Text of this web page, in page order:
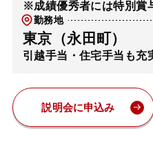
※成績優秀者には特別賞
勤務地
東京（永田町）
引越手当・住宅手当も充
説明会に申込み
アクセス
弁護士・税理士
費用